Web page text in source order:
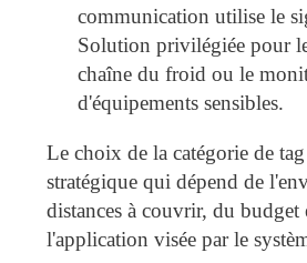
communication utilise le
Solution privilégiée pour
chaîne du froid ou le
d'équipements sensibles.
Le choix de la catégorie de
stratégique qui dépend de
distances à couvrir, du budget
l'application visée par le